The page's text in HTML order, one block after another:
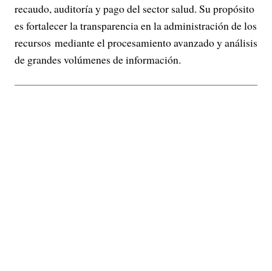
recaudo, auditoría y pago del sector salud. Su propósito
es fortalecer la transparencia en la administración de los
recursos mediante el procesamiento avanzado y análisis
de grandes volúmenes de información.